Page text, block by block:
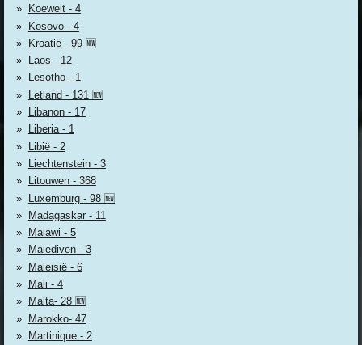
Koeweit - 4
Kosovo - 4
Kroatië - 99 🆕
Laos - 12
Lesotho - 1
Letland - 131 🆕
Libanon - 17
Liberia - 1
Libië - 2
Liechtenstein - 3
Litouwen - 368
Luxemburg - 98 🆕
Madagaskar - 11
Malawi - 5
Malediven - 3
Maleisië - 6
Mali - 4
Malta- 28 🆕
Marokko- 47
Martinique - 2